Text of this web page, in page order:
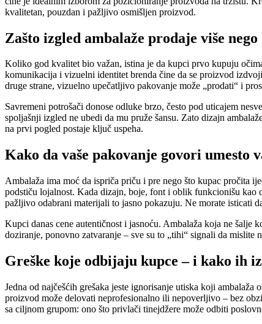
kvalitetan, pouzdan i pažljivo osmišljen proizvod.
Zašto izgled ambalaže prodaje više
Koliko god kvalitet bio važan, istina je da kupci prvo kupuju
komunikacija i vizuelni identitet brenda čine da se proizvod
druge strane, vizuelno upečatljivo pakovanje može „prodati“ i
Savremeni potrošači donose odluke brzo, često pod uticajem
spoljašnji izgled ne ubedi da mu pruže šansu. Zato dizajn
na prvi pogled postaje ključ uspeha.
Kako da vaše pakovanje govori umesto
Ambalaža ima moć da ispriča priču i pre nego što kupac pročita
podstiču lojalnost. Kada dizajn, boje, font i oblik funkcionišu kao
pažljivo odabrani materijali to jasno pokazuju. Ne morate isticati
Kupci danas cene autentičnost i jasnoću. Ambalaža koja ne šalje
doziranje, ponovno zatvaranje – sve su to „tihi“ signali da
Greške koje odbijaju kupce – i kako ih
Jedna od najčešćih grešaka jeste ignorisanje utiska koji
proizvod može delovati neprofesionalno ili nepoverljivo – bez
sa ciljnom grupom: ono što privlači tinejdžere može odbiti